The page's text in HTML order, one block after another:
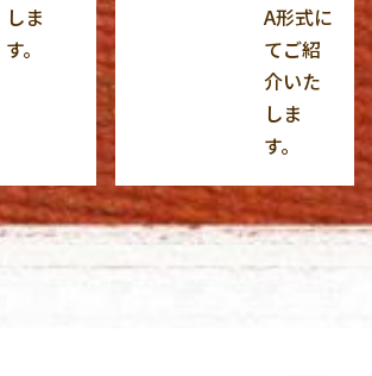
しま
す。
A形式に
てご紹
介いた
しま
す。